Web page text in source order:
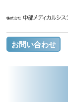
お問い合わせ